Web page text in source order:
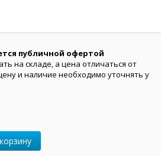
публичной офертой
на складе, а цена отличаться от
и наличие необходимо уточнять у